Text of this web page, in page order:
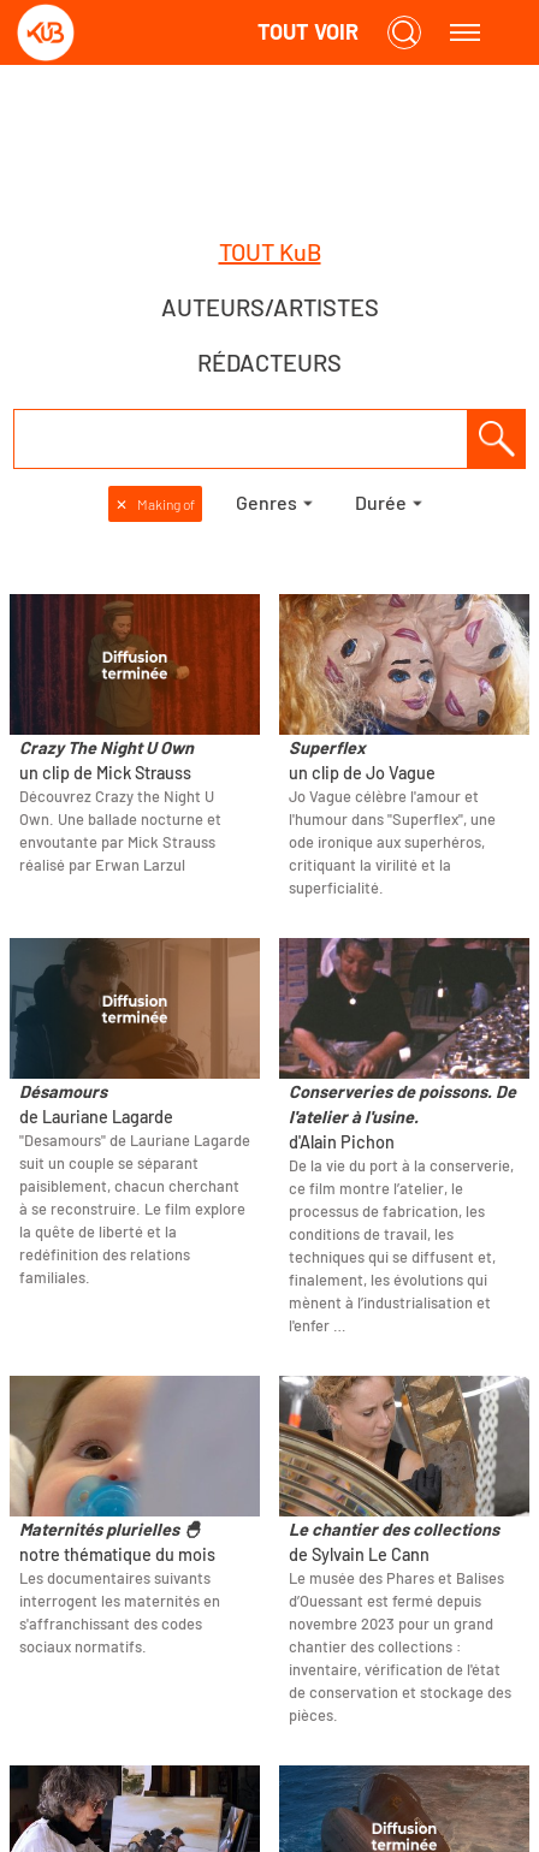
TOUT VOIR
TOUT KuB
AUTEURS/ARTISTES
RÉDACTEURS
✕ Making of Genres Durée
Crazy The Night U Own
un clip de Mick Strauss
Découvrez Crazy the Night U
Own. Une ballade nocturne et
envoutante par Mick Strauss
réalisé par Erwan Larzul
Superflex
un clip de Jo Vague
Jo Vague célèbre l'amour et
l'humour dans "Superflex", une
ode ironique aux superhéros,
critiquant la virilité et la
superficialité.
Désamours
de Lauriane Lagarde
"Desamours" de Lauriane Lagarde
suit un couple se séparant
paisiblement, chacun cherchant
à se reconstruire. Le film explore
la quête de liberté et la
redéfinition des relations
familiales.
Conserveries de poissons. De
l'atelier à l'usine.
d'Alain Pichon
De la vie du port à la conserverie,
ce film montre l’atelier, le
processus de fabrication, les
conditions de travail, les
techniques qui se diffusent et,
finalement, les évolutions qui
mènent à l’industrialisation et
l'enfer …
Maternités plurielles 🐣
notre thématique du mois
Les documentaires suivants
interrogent les maternités en
s'affranchissant des codes
sociaux normatifs.
Le chantier des collections
de Sylvain Le Cann
Le musée des Phares et Balises
d’Ouessant est fermé depuis
novembre 2023 pour un grand
chantier des collections :
inventaire, vérification de l'état
de conservation et stockage des
pièces.